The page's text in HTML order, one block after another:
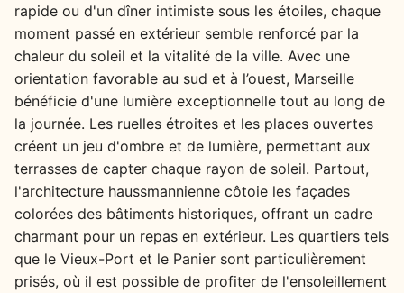
rapide ou d'un dîner intimiste sous les étoiles, chaque
moment passé en extérieur semble renforcé par la
chaleur du soleil et la vitalité de la ville. Avec une
orientation favorable au sud et à l’ouest, Marseille
bénéficie d'une lumière exceptionnelle tout au long de
la journée. Les ruelles étroites et les places ouvertes
créent un jeu d'ombre et de lumière, permettant aux
terrasses de capter chaque rayon de soleil. Partout,
l'architecture haussmannienne côtoie les façades
colorées des bâtiments historiques, offrant un cadre
charmant pour un repas en extérieur. Les quartiers tels
que le Vieux-Port et le Panier sont particulièrement
prisés, où il est possible de profiter de l'ensoleillement